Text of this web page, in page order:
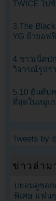
TWICE ไป
3.The
YG ย้ายอฟ
4.ชาวเน็ตป
วิจารณ์รูปร่
5.10 อันดับ
ที่สุดในหมู่เ
Tweets by
ข่าวล่าม
บยอนอูซอก
พิเศษ แฟนๆ